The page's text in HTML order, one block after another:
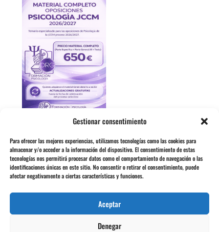
Gestionar consentimiento
Para ofrecer las mejores experiencias, utilizamos tecnologías como las cookies para
almacenar y/o acceder a la información del dispositivo. El consentimiento de estas
tecnologías nos permitirá procesar datos como el comportamiento de navegación o las
identificaciones únicas en este sitio. No consentir o retirar el consentimiento, puede
afectar negativamente a ciertas características y funciones.
Aceptar
Denegar
completo
Psicología JCCM
650,00€IVA incluido